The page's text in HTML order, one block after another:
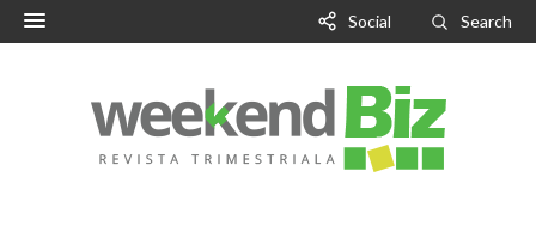
Social Search